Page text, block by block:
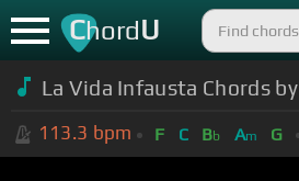
ChordU
La Vida Infausta Chords by
113.3 bpm F C Bb Am G